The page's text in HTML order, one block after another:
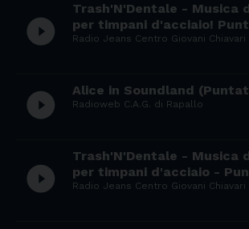
play_circle_filled
Trash'N'Dentale - Musica
per timpani d'acciaio!
Radio Jeans Centro Giovani Chiavari
play_circle_filled Alice in Soundland
Radioweb C.A.G. di Rapallo
play_circle_filled
Trash'N'Dentale - Musica
per timpani d'acciaio -
Radio Jeans Centro Giovani Chiavari